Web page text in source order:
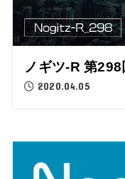
ノギツ-R 第
2020.04.05